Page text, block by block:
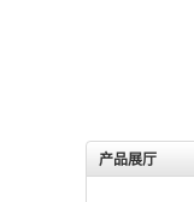
产品展厅